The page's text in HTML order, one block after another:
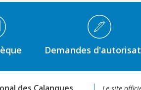
Demandes